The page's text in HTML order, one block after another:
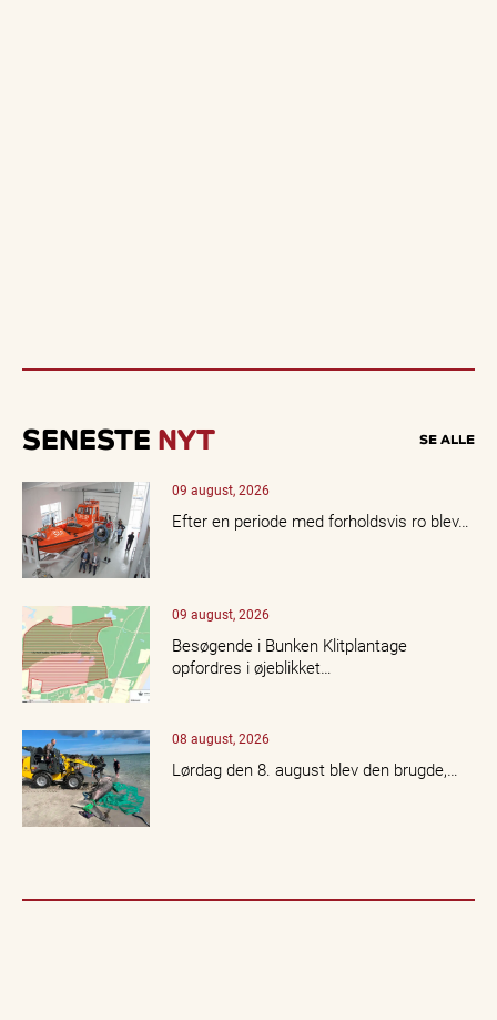
SENESTE NYT SE ALLE
09 august, 2026
Efter en periode med forholdsvis ro blev…
09 august, 2026
Besøgende i Bunken Klitplantage
opfordres i øjeblikket…
08 august, 2026
Lørdag den 8. august blev den brugde,…